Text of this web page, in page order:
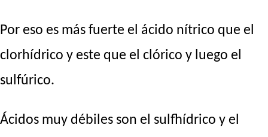
Por eso es más fuerte el ácido nítrico que el
clorhídrico y este que el clórico y luego el
sulfúrico.
Ácidos muy débiles son el sulfhídrico y el